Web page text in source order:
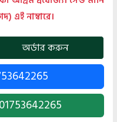
এই নাম্বারে।